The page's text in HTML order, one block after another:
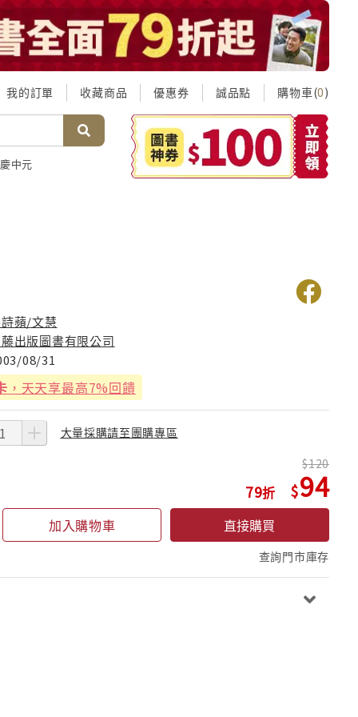
我的訂單 收藏商品 優惠券 誠品點 購物車(0)
中元
蘋/文慧
出版圖書有限公司
08/31
，天天享最高7%回饋
大量採購請至團購專區
79
120
94
加入購物車 直接購買
查詢門市庫存